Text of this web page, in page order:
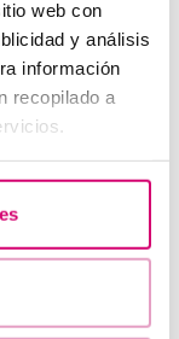
web con
y análisis
información
recopilado a